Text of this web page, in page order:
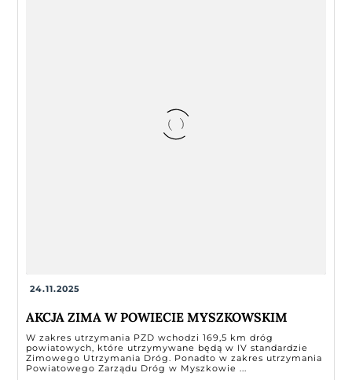
24.11.2025
AKCJA ZIMA W POWIECIE MYSZKOWSKIM
W zakres utrzymania PZD wchodzi 169,5 km dróg
powiatowych, które utrzymywane będą w IV standardzie
Zimowego Utrzymania Dróg. Ponadto w zakres utrzymania
Powiatowego Zarządu Dróg w Myszkowie ...